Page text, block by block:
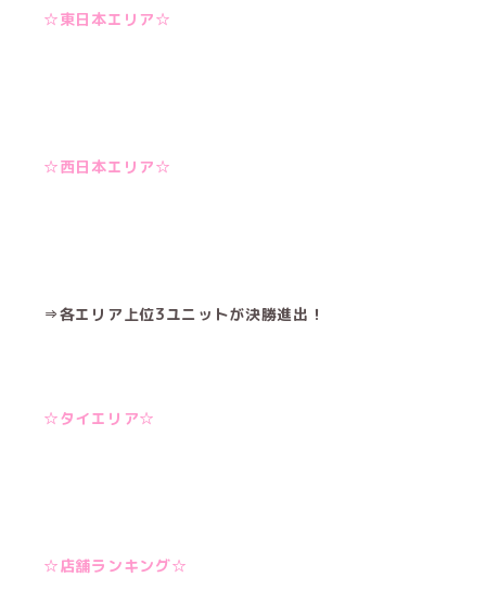
☆東日本エリア☆
☆西日本エリア☆
⇒各エリア上位3ユニットが決勝進出！
☆タイエリア☆
☆店舗ランキング☆